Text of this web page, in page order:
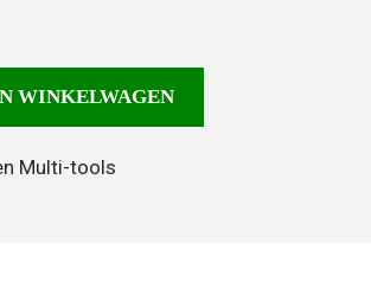
WINKELWAGEN
Multi-tools